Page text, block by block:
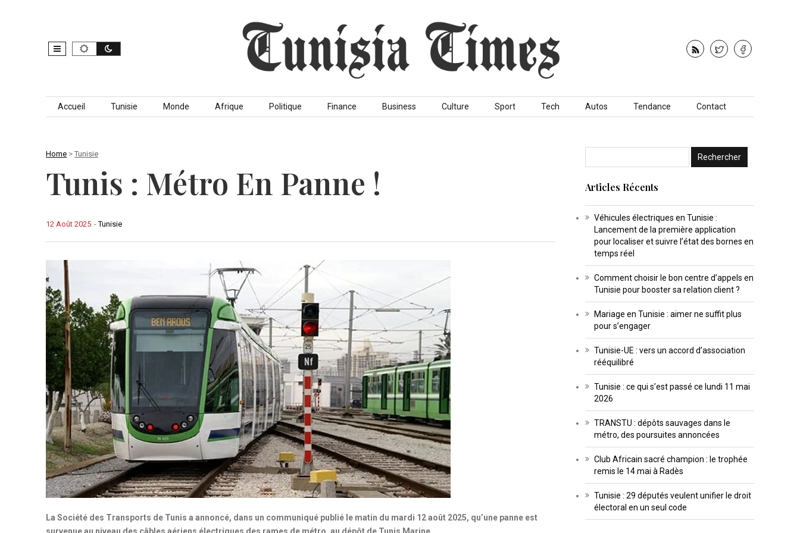
Skip to content
Accueil Tunisie Monde Afrique Politique Finance Business Culture Sport Tech Autos Tendance Contact
Home > Tunisie
Tunis : Métro En Panne !
-Tunisie
12 Août 2025
La Société des Transports de Tunis a annoncé, dans un communiqué publié le matin du mardi 12 août 2025, qu’une panne est
survenue au niveau des câbles aériens électriques des rames de métro, au dépôt de Tunis Marine.
Articles Récents
Véhicules électriques en Tunisie :
Lancement de la première application
pour localiser et suivre l’état des bornes en
temps réel
Comment choisir le bon centre d’appels en
Tunisie pour booster sa relation client ?
Mariage en Tunisie : aimer ne suffit plus
pour s’engager
Tunisie-UE : vers un accord d’association
rééquilibré
Tunisie : ce qui s’est passé ce lundi 11 mai
2026
TRANSTU : dépôts sauvages dans le
métro, des poursuites annoncées
Club Africain sacré champion : le trophée
remis le 14 mai à Radès
Tunisie : 29 députés veulent unifier le droit
électoral en un seul code